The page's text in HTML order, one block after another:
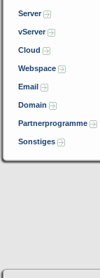
Server
vServer
Cloud
Webspace
Email
Domain
Partnerprogramme
Sonstiges